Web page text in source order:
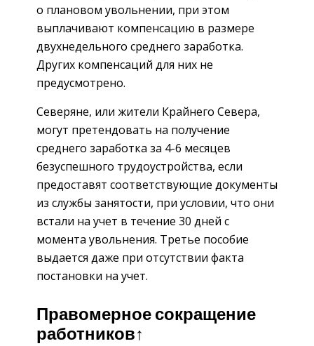
о плановом увольнении, при этом
выплачивают компенсацию в размере
двухнедельного среднего заработка.
Других компенсаций для них не
предусмотрено.
Северяне, или жители Крайнего Севера,
могут претендовать на получение
среднего заработка за 4-6 месяцев
безуспешного трудоустройства, если
предоставят соответствующие документы
из службы занятости, при условии, что они
встали на учет в течение 30 дней с
момента увольнения. Третье пособие
выдается даже при отсутствии факта
постановки на учет.
Правомерное сокращение
работников↑